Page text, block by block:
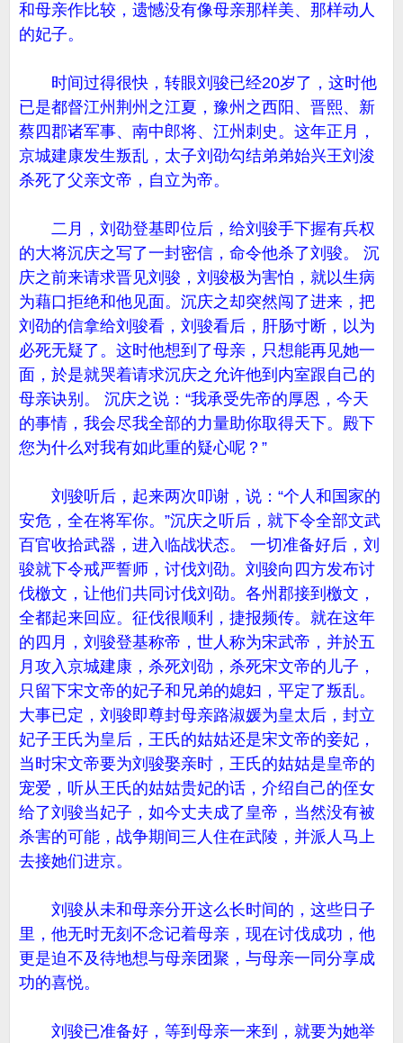
和母亲作比较，遗憾没有像母亲那样美、那样动人
的妃子。
时间过得很快，转眼刘骏已经20岁了，这时他
已是都督江州荆州之江夏，豫州之西阳、晋熙、新
蔡四郡诸军事、南中郎将、江州刺史。这年正月，
京城建康发生叛乱，太子刘劭勾结弟弟始兴王刘浚
杀死了父亲文帝，自立为帝。
二月，刘劭登基即位后，给刘骏手下握有兵权
的大将沉庆之写了一封密信，命令他杀了刘骏。 沉
庆之前来请求晋见刘骏，刘骏极为害怕，就以生病
为藉口拒绝和他见面。沉庆之却突然闯了进来，把
刘劭的信拿给刘骏看，刘骏看后，肝肠寸断，以为
必死无疑了。这时他想到了母亲，只想能再见她一
面，於是就哭着请求沉庆之允许他到内室跟自己的
母亲诀别。 沉庆之说：“我承受先帝的厚恩，今天
的事情，我会尽我全部的力量助你取得天下。殿下
您为什么对我有如此重的疑心呢？”
刘骏听后，起来两次叩谢，说：“个人和国家的
安危，全在将军你。”沉庆之听后，就下令全部文武
百官收拾武器，进入临战状态。 一切准备好后，刘
骏就下令戒严誓师，讨伐刘劭。刘骏向四方发布讨
伐檄文，让他们共同讨伐刘劭。各州郡接到檄文，
全都起来回应。征伐很顺利，捷报频传。就在这年
的四月，刘骏登基称帝，世人称为宋武帝，并於五
月攻入京城建康，杀死刘劭，杀死宋文帝的儿子，
只留下宋文帝的妃子和兄弟的媳妇，平定了叛乱。
大事已定，刘骏即尊封母亲路淑媛为皇太后，封立
妃子王氏为皇后，王氏的姑姑还是宋文帝的妾妃，
当时宋文帝要为刘骏娶亲时，王氏的姑姑是皇帝的
宠爱，听从王氏的姑姑贵妃的话，介绍自己的侄女
给了刘骏当妃子，如今丈夫成了皇帝，当然没有被
杀害的可能，战争期间三人住在武陵，并派人马上
去接她们进京。
刘骏从未和母亲分开这么长时间的，这些日子
里，他无时无刻不念记着母亲，现在讨伐成功，他
更是迫不及待地想与母亲团聚，与母亲一同分享成
功的喜悦。
刘骏已准备好，等到母亲一来到，就要为她举